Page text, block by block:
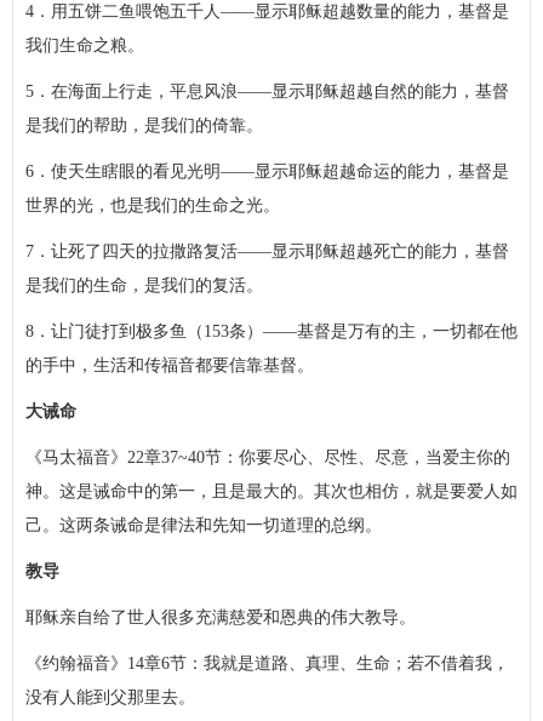
4．用五饼二鱼喂饱五千人——显示耶稣超越数量的能力，基督是
我们生命之粮。
5．在海面上行走，平息风浪——显示耶稣超越自然的能力，基督
是我们的帮助，是我们的倚靠。
6．使天生瞎眼的看见光明——显示耶稣超越命运的能力，基督是
世界的光，也是我们的生命之光。
7．让死了四天的拉撒路复活——显示耶稣超越死亡的能力，基督
是我们的生命，是我们的复活。
8．让门徒打到极多鱼（153条）——基督是万有的主，一切都在他
的手中，生活和传福音都要信靠基督。
大诫命
《马太福音》22章37~40节：你要尽心、尽性、尽意，当爱主你的
神。这是诫命中的第一，且是最大的。其次也相仿，就是要爱人如
己。这两条诫命是律法和先知一切道理的总纲。
教导
耶稣亲自给了世人很多充满慈爱和恩典的伟大教导。
《约翰福音》14章6节：我就是道路、真理、生命；若不借着我，
没有人能到父那里去。